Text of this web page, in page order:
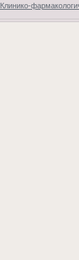
Клинико-